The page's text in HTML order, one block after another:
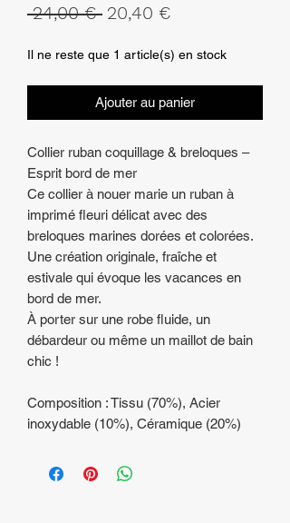
24,00 € Prix
20,40 €
Il ne reste que 1 article(s) en stock
Ajouter au panier
Collier ruban coquillage & breloques –
Esprit bord de mer
Ce collier à nouer marie un ruban à
imprimé fleuri délicat avec des
breloques marines dorées et colorées.
Une création originale, fraîche et
estivale qui évoque les vacances en
bord de mer.
À porter sur une robe fluide, un
débardeur ou même un maillot de bain
chic !
Composition : Tissu (70%), Acier
inoxydable (10%), Céramique (20%)